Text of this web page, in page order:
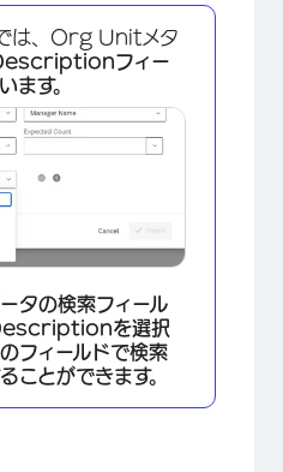
は、Org Unitメタ
フィー
ます。
タの検索フィール
を選択
フィールドで検索
ことができます。